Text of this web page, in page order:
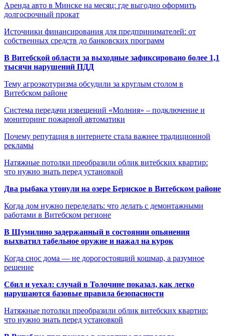
Аренда авто в Минске на месяц: где выгодно оформить
долгосрочный прокат
Источники финансирования для предпринимателей: от
собственных средств до банковских программ
В Витебской области за выходные зафиксировано более 1,1
тысячи нарушений ПДД
Тему агроэкотуризма обсудили за круглым столом в
Витебском районе
Система передачи извещений «Молния» – подключение и
мониторинг пожарной автоматики
Почему репутация в интернете стала важнее традиционной
рекламы
Натяжные потолки преобразили облик витебских квартир:
что нужно знать перед установкой
Два рыбака утонули на озере Бернское в Витебском районе
Когда дом нужно переделать: что делать с демонтажными
работами в Витебском регионе
В Шумилино задержанный в состоянии опьянения
выхватил табельное оружие и нажал на курок
Когда снос дома — не дорогостоящий кошмар, а разумное
решение
Сбил и уехал: случай в Толочине показал, как легко
нарушаются базовые правила безопасности
Натяжные потолки преобразили облик витебских квартир:
что нужно знать перед установкой